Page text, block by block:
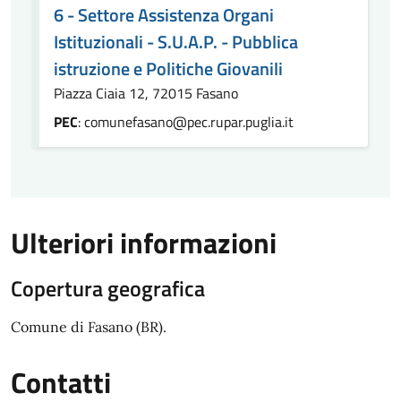
6 - Settore Assistenza Organi
Istituzionali - S.U.A.P. - Pubblica
istruzione e Politiche Giovanili
Piazza Ciaia 12, 72015 Fasano
PEC: comunefasano@pec.rupar.puglia.it
Ulteriori informazioni
Copertura geografica
Comune di Fasano (BR).
Contatti